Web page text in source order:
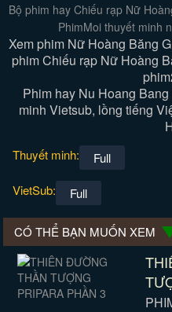
Bộ phim hay Chiếu rạp Nữ
PhimMoi thuyết minh
Xem phim Nữ Hoàng Băng
phim Chiếu rạp Nữ Hoàng
Phim hay Nu Hoang
minh Vietsub, lồng tiếng
Thuyết minh:
Full
VietSub:
Full
CÓ THỂ BẠN MUỐN XEM